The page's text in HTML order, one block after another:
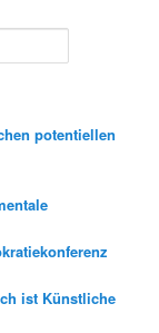
potentiellen
ist Künstliche